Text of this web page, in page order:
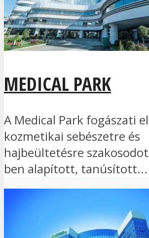
MEDICAL PARK
A Medical Park fogászati
kozmetikai sebészetre és
hajbeültetésre
ben alapított, tanúsított...